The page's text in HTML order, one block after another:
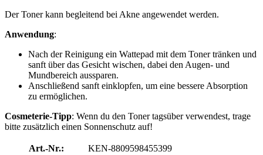
Der Toner kann begleitend bei Akne angewendet werden.
Anwendung:
Nach der Reinigung ein Wattepad mit dem Toner tränken und
sanft über das Gesicht wischen, dabei den Augen- und
Mundbereich aussparen.
Anschließend sanft einklopfen, um eine bessere Absorption
zu ermöglichen.
Cosmeterie-Tipp: Wenn du den Toner tagsüber verwendest, trage
bitte zusätzlich einen Sonnenschutz auf!
Art.-Nr.:
KEN-8809598455399